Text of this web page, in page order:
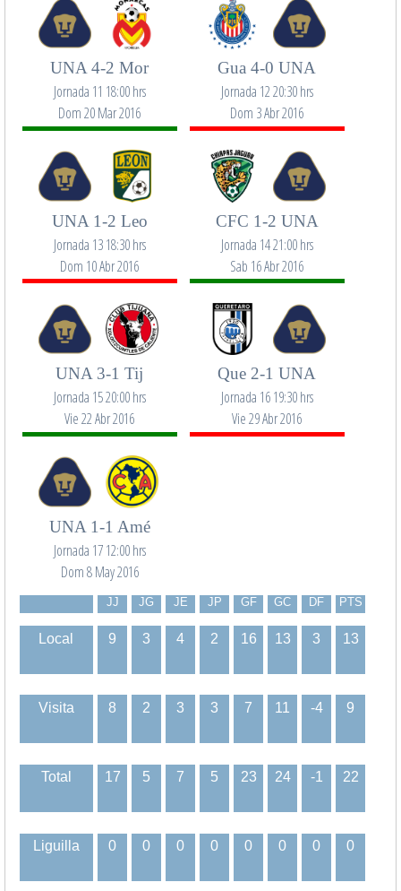
UNA 4-2 Mor
Jornada 11 18:00 hrs
Dom 20 Mar 2016
Gua 4-0 UNA
Jornada 12 20:30 hrs
Dom 3 Abr 2016
UNA 1-2 Leo
Jornada 13 18:30 hrs
Dom 10 Abr 2016
CFC 1-2 UNA
Jornada 14 21:00 hrs
Sab 16 Abr 2016
UNA 3-1 Tij
Jornada 15 20:00 hrs
Vie 22 Abr 2016
Que 2-1 UNA
Jornada 16 19:30 hrs
Vie 29 Abr 2016
UNA 1-1 Amé
Jornada 17 12:00 hrs
Dom 8 May 2016
JJ JG JE JP GF GC DF PTS
Local 9 3 4 2 16 13 3 13
Visita 8 2 3 3 7 11 -4 9
Total 17 5 7 5 23 24 -1 22
Liguilla 0 0 0 0 0 0 0 0